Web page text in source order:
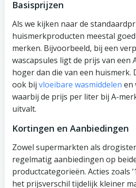
Basisprijzen
Als we kijken naar de
huismerkproducten meestal
merken. Bijvoorbeeld, bij een
wascapsules ligt de prijs van een
hoger dan die van een huismerk.
ook bij vloeibare wasmiddelen en
waarbij de prijs per liter bij A-
uitvalt.
Kortingen en Aanbiedingen
Zowel supermarkten als
regelmatig aanbiedingen op
productcategorieën. Acties zoals
het prijsverschil tijdelijk kleiner